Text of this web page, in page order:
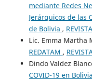
mediante Redes
Jerárquicos de las
de Bolivia ,
Lic. Emma Martha
REDATAM ,
Dindo Valdez
COVID-19 en